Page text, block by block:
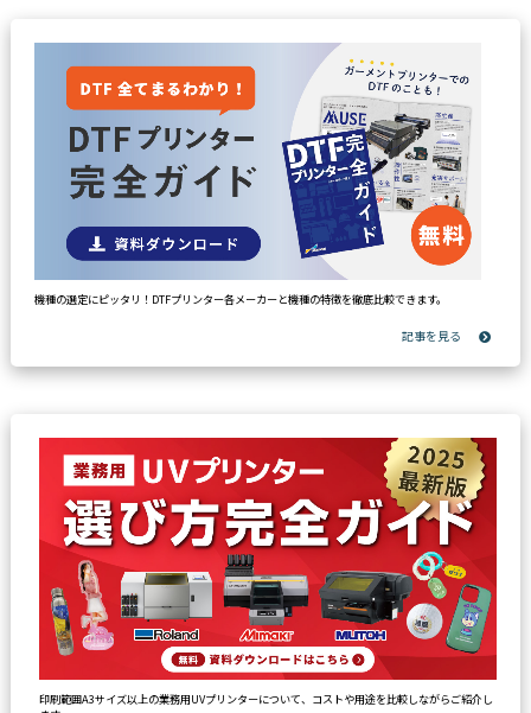
機種の選定にピッタリ！DTFプリンター各メーカーと機種の特徴を徹底比較できます。
印刷範囲A3サイズ以上の業務用UVプリンターについて、コストや用途を比較しながらご紹介し